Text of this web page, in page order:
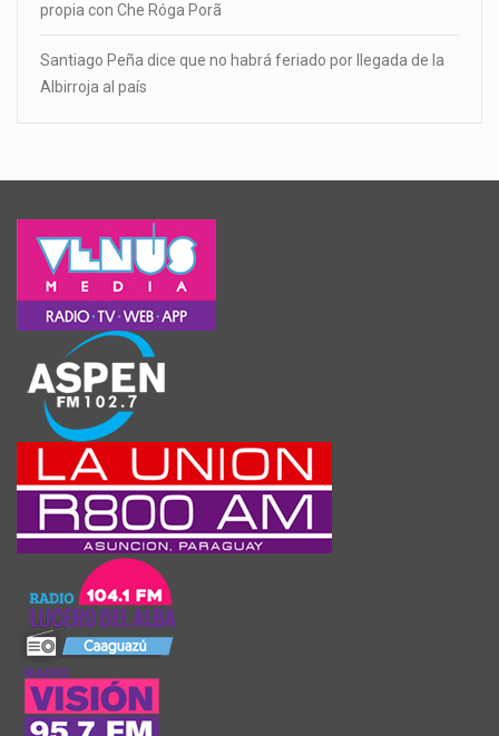
propia con Che Róga Porã
Santiago Peña dice que no habrá feriado por llegada de la
Albirroja al país